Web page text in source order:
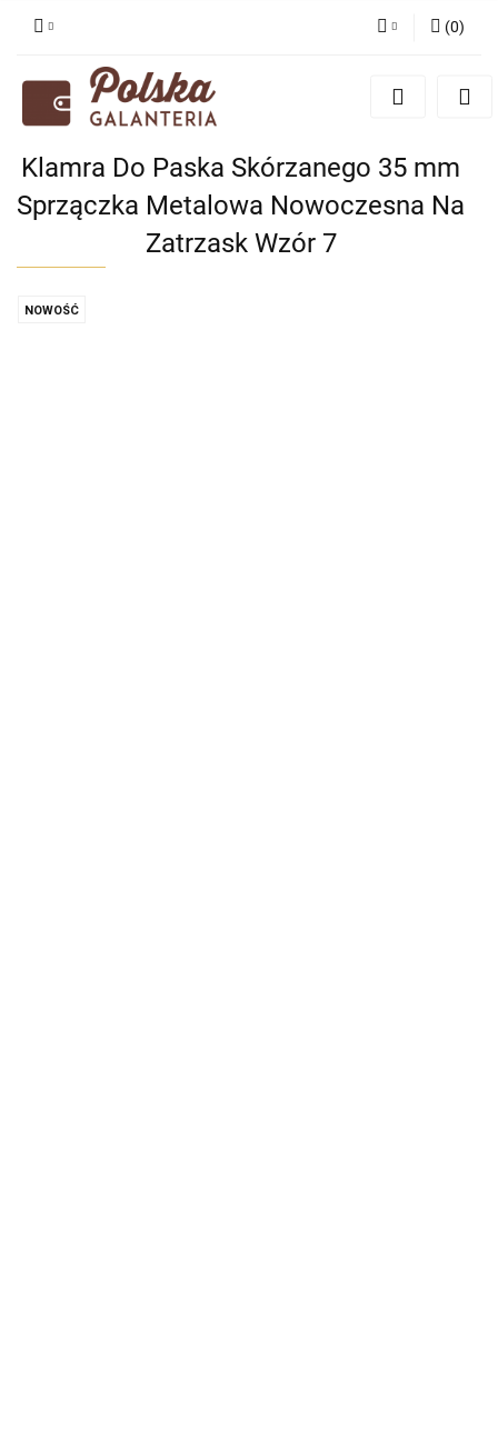
Zaloguj się
Zgody cookies
(0)
Klamra Do Paska Skórzanego 35 mm
Sprzączka Metalowa Nowoczesna Na
Zatrzask Wzór 7
NOWOŚĆ